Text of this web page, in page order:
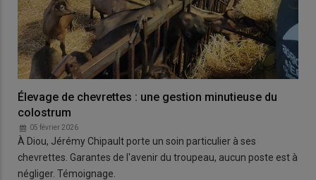
Élevage de chevrettes : une gestion minutieuse du
colostrum
05 février 2026
À Diou, Jérémy Chipault porte un soin particulier à ses
chevrettes. Garantes de l'avenir du troupeau, aucun poste est à
négliger. Témoignage.